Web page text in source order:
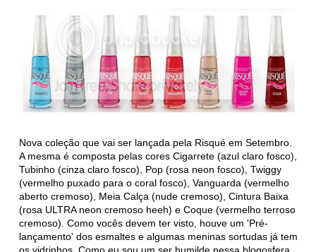
Nova coleção que vai ser lançada pela Risqué em Setembro.
A mesma é composta pelas cores Cigarrete (azul claro fosco),
Tubinho (cinza claro fosco), Pop (rosa neon fosco), Twiggy
(vermelho puxado para o coral fosco), Vanguarda (vermelho
aberto cremoso), Meia Calça (nude cremoso), Cintura Baixa
(rosa ULTRA neon cremoso heeh) e Coque (vermelho terroso
cremoso). Como vocês devem ter visto, houve um 'Pré-
lançamento' dos esmaltes e algumas meninas sortudas já tem